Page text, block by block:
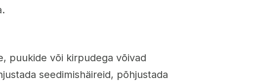
puukide või kirpudega võivad
seedimishäireid, põhjustada